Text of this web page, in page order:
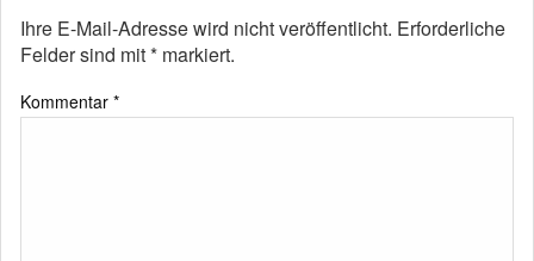
Ihre E-Mail-Adresse wird nicht veröffentlicht. Erforderliche
Felder sind mit* markiert.
Kommentar *